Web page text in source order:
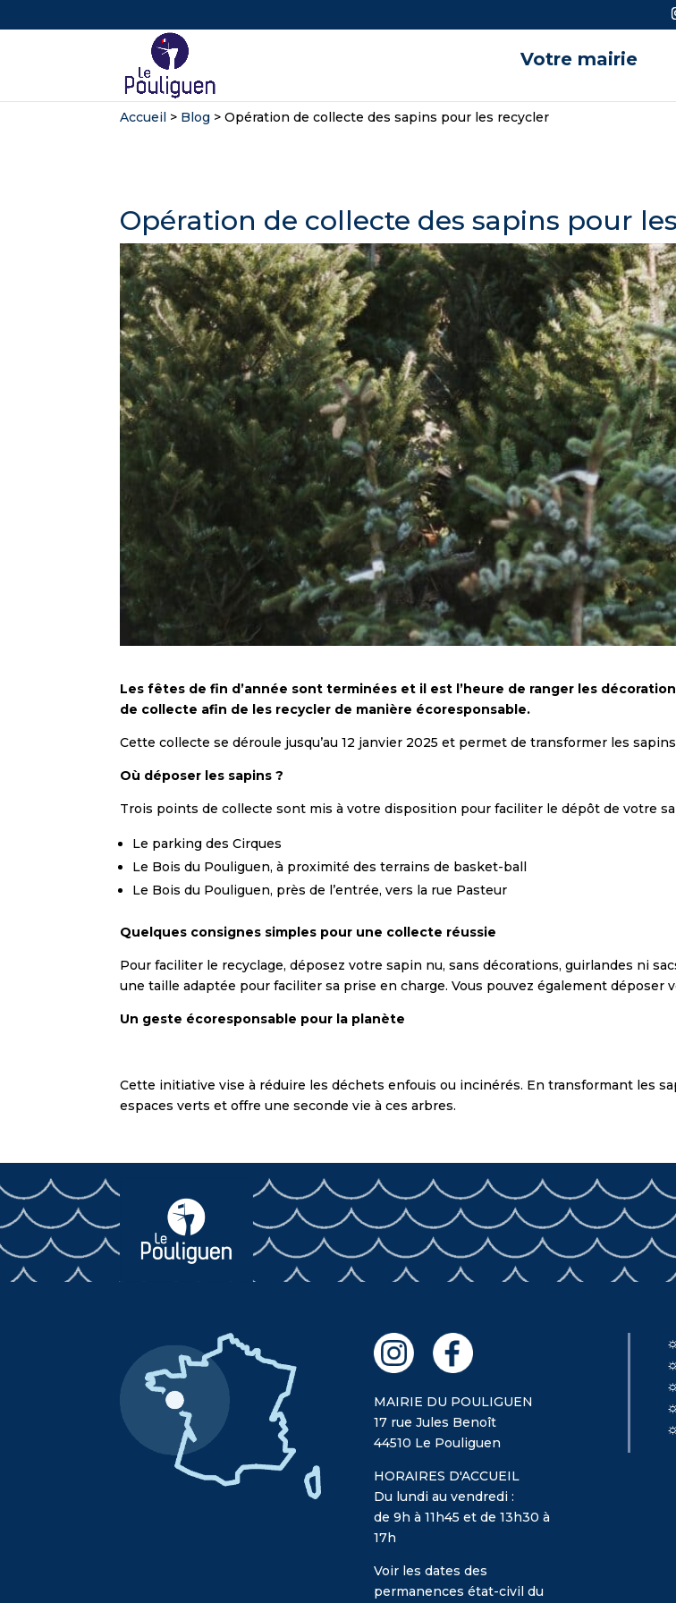
Votre mairie
Accueil > Blog >Opération de collecte des sapins pour les recycler
Opération de collecte des sapins pour
Les fêtes de fin d’année sont terminées et il est l’heure de ranger les
de collecte afin de les recycler de manière écoresponsable.
Cette collecte se déroule jusqu’au 12 janvier 2025 et permet de transformer les
Où déposer les sapins ?
Trois points de collecte sont mis à votre disposition pour faciliter le dépôt de votre
Le parking des Cirques
Le Bois du Pouliguen, à proximité des terrains de basket-ball
Le Bois du Pouliguen, près de l’entrée, vers la rue Pasteur
Quelques consignes simples pour une collecte réussie
Pour faciliter le recyclage, déposez votre sapin nu, sans décorations, guirlandes ni
une taille adaptée pour faciliter sa prise en charge. Vous pouvez également déposer
Un geste écoresponsable pour la planète
Cette initiative vise à réduire les déchets enfouis ou incinérés. En transformant les
espaces verts et offre une seconde vie à ces arbres.
MAIRIE DU POULIGUEN
17 rue Jules Benoît
44510 Le Pouliguen
HORAIRES D'ACCUEIL
Du lundi au vendredi :
de 9h à 11h45 et de 13h30 à
17h
Voir les dates des
permanences état-civil du